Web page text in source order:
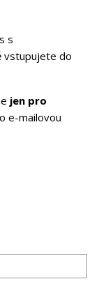
s
vstupujete do
jen pro
e-mailovou